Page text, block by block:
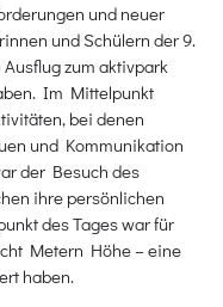
und neuer
und Schülern der 9.
zum aktivpark
Im Mittelpunkt
bei denen
und Kommunikation
der Besuch des
ihre persönlichen
des Tages war für
Metern Höhe – eine
haben.